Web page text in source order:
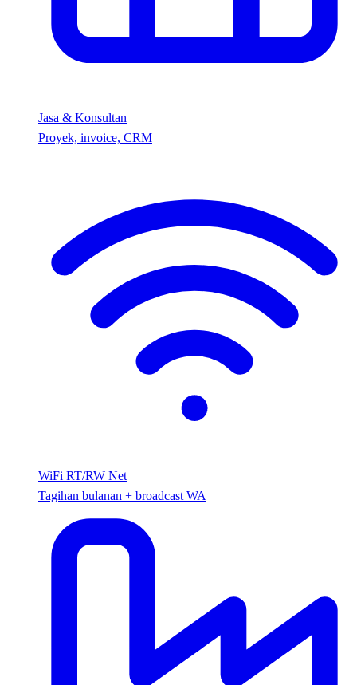
Jasa & Konsultan
Proyek, invoice, CRM
WiFi RT/RW Net
Tagihan bulanan + broadcast WA